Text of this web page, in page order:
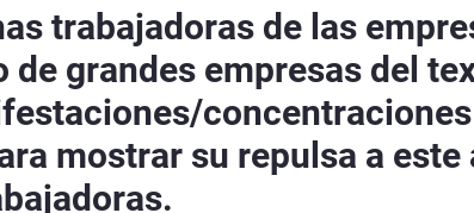
trabajadoras de las
grandes empresas del
mostrar su repulsa a